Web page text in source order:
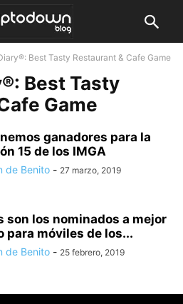
Best Tasty Restaurant & Cafe Game
Best Tasty
Game
ganadores para la
15 de los IMGA
de Benito - 27 marzo, 2019
son los nominados a mejor
para móviles de los...
de Benito - 25 febrero, 2019